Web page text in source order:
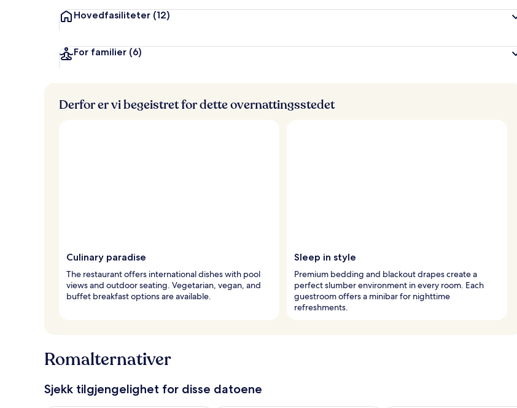
Hovedfasiliteter (12)
For familier (6)
Derfor er vi begeistret for dette overnattingsstedet
Culinary paradise
The restaurant offers international dishes with pool
views and outdoor seating. Vegetarian, vegan, and
buffet breakfast options are available.
Sleep in style
Premium bedding and blackout drapes create a
perfect slumber environment in every room. Each
guestroom offers a minibar for nighttime
refreshments.
Romalternativer
Sjekk tilgjengelighet for disse datoene